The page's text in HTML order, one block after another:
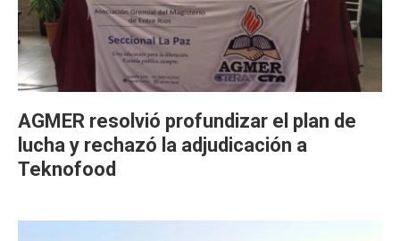
AGMER resolvió profundizar el plan de
lucha y rechazó la adjudicación a
Teknofood